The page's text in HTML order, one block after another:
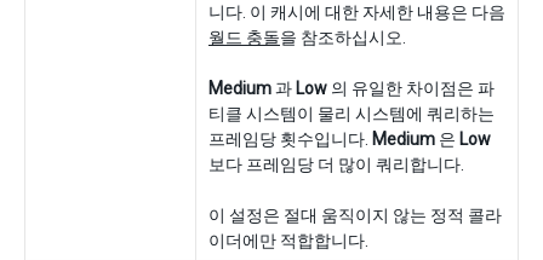
니다. 이 캐시에 대한 자세한 내용은 다음
월드 충돌을 참조하십시오.
Medium과 Low 의 유일한 차이점은 파
티클 시스템이 물리 시스템에 쿼리하는
프레임당 횟수입니다. Medium 은 Low
보다 프레임당 더 많이 쿼리합니다.
이 설정은 절대 움직이지 않는 정적 콜라
이더에만 적합합니다.